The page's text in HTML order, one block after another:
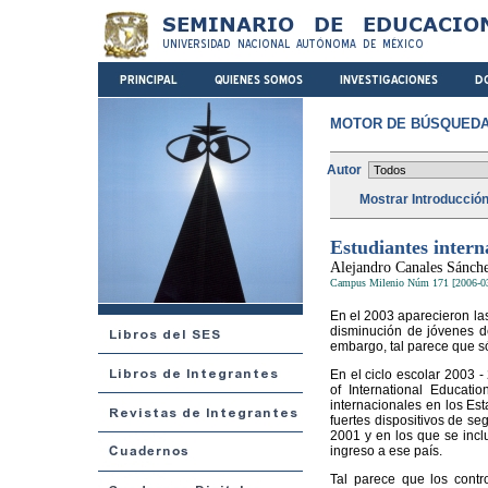
MOTOR DE
Autor
Mostrar
Estudiantes
Alejandro Canales
Campus Milenio Núm 171 [2006-
En el 2003 aparecieron
disminución de jóvenes
embargo, tal parece que
En el ciclo escolar 2003
of International
internacionales en los
fuertes dispositivos de
2001 y en los que se
ingreso a ese país.
Tal parece que los